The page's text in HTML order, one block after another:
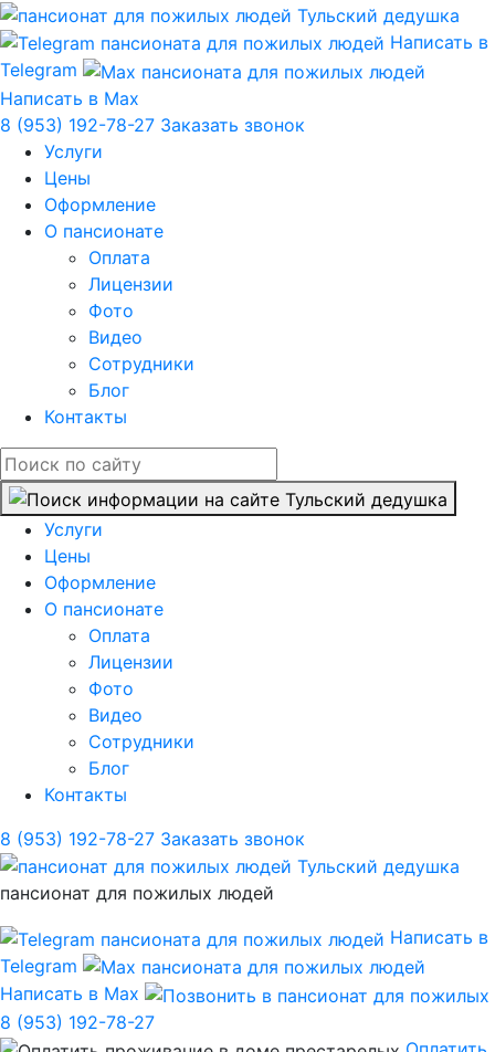
Написать в
Telegram
Написать в Max
8 (953) 192-78-27 Заказать звонок
Услуги
Цены
Оформление
О пансионате
Оплата
Лицензии
Фото
Видео
Сотрудники
Блог
Контакты
Услуги
Цены
Оформление
О пансионате
Оплата
Лицензии
Фото
Видео
Сотрудники
Блог
Контакты
8 (953) 192-78-27 Заказать звонок
пансионат для пожилых людей
Написать в
Telegram
Написать в Max
8 (953) 192-78-27